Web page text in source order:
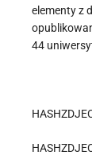
elementy z
44